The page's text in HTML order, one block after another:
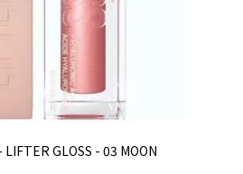
GLOSS - 03 MOON